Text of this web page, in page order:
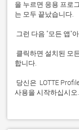
을 누르면 응용 프로
사용을 시작하십시오.